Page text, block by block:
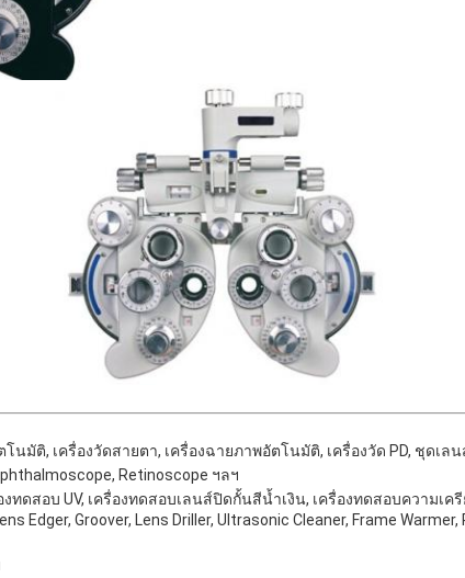
โนมัติ, เครื่องวัดสายตา, เครื่องฉายภาพอัตโนมัติ, เครื่องวัด PD, ชุดเล
Retinoscope ฯลฯ
ดสอบ UV, เครื่องทดสอบเลนส์ปิดกั้นสีน้ำเงิน, เครื่องทดสอบความเค
Edger, Groover, Lens Driller, Ultrasonic Cleaner, Frame Warmer,